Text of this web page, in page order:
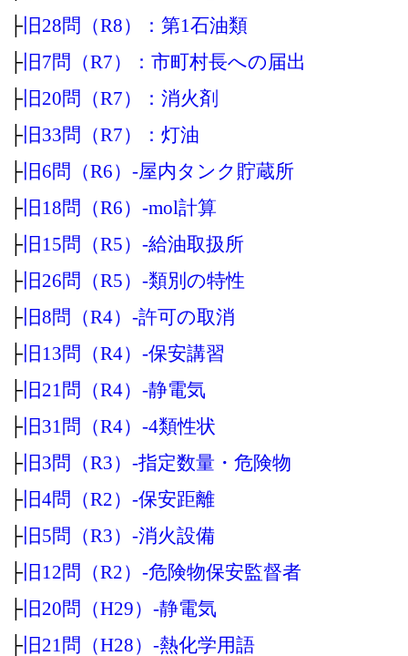
├ 旧28問（R8）：第1石油類
├ 旧7問（R7）：市町村長への届出
├ 旧20問（R7）：消火剤
├ 旧33問（R7）：灯油
├ 旧6問（R6）‐屋内タンク貯蔵所
├ 旧18問（R6）‐mol計算
├ 旧15問（R5）‐給油取扱所
├ 旧26問（R5）‐類別の特性
├ 旧8問（R4）‐許可の取消
├ 旧13問（R4）‐保安講習
├ 旧21問（R4）‐静電気
├ 旧31問（R4）‐4類性状
├ 旧3問（R3）‐指定数量・危険物
├ 旧4問（R2）‐保安距離
├ 旧5問（R3）‐消火設備
├ 旧12問（R2）‐危険物保安監督者
├ 旧20問（H29）‐静電気
├ 旧21問（H28）‐熱化学用語